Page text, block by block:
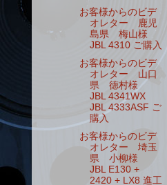
お客様からのビデ
オレター 鹿児
島県 梅山様
JBL 4310 ご購入
お客様からのビデ
オレター 山口
県 徳村様
JBL 4341WX
JBL 4333ASF ご
購入
お客様からのビデ
オレター 埼玉
県 小柳様
JBL E130 +
2420 + LX8 進工